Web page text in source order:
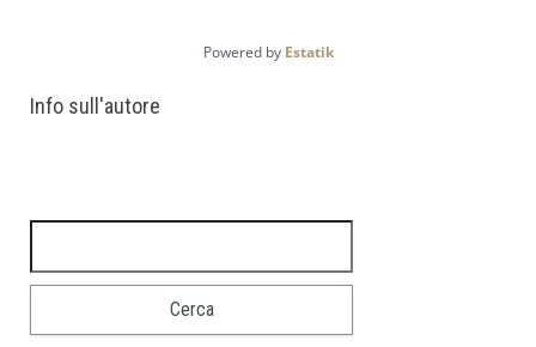
Powered by Estatik
Info sull'autore